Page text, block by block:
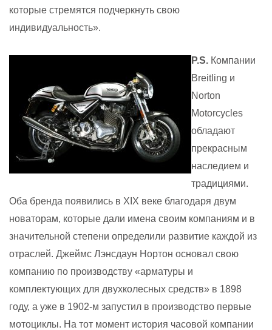
которые стремятся подчеркнуть свою
индивидуальность».
P.S. Компании
Breitling и
Norton
Motorcycles
обладают
прекрасным
наследием и
традициями.
Оба бренда появились в XIX веке благодаря двум
новаторам, которые дали имена своим компаниям и в
значительной степени определили развитие каждой из
отраслей. Джеймс Лэнсдаун Нортон основал свою
компанию по производству «арматуры и
комплектующих для двухколесных средств» в 1898
году, а уже в 1902-м запустил в производство первые
мотоциклы. На тот момент история часовой компании